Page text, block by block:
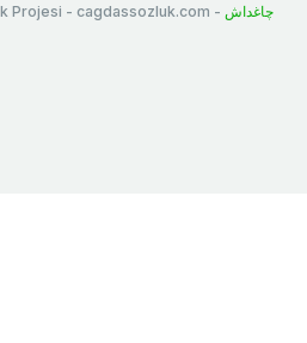
Projesi - cagdassozluk.com - چاغداش